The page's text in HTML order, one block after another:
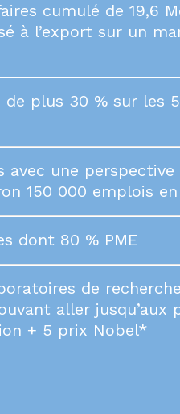
cumulé de 19,6
à l’export sur un
de plus 30 % sur les
avec une perspective
150 000 emplois
dont 80 % PME
de
aller jusqu’aux
+ 5 prix Nobel*